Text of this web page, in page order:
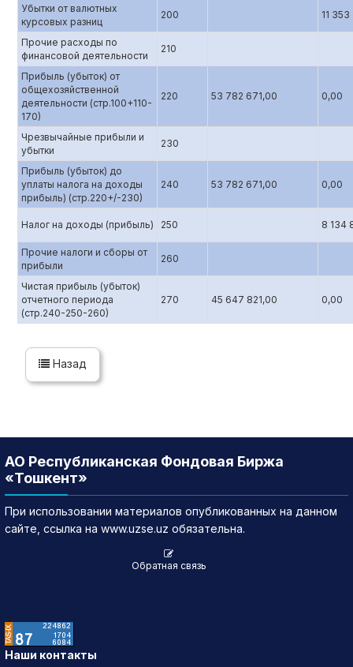
Убытки от валютных
курсовых разниц
200 11
Прочие расходы по
финансовой деятельности
210
Прибыль (убыток) от
общехозяйственной
деятельности (стр.100+110-
170)
220 53 782 671,00 0,00
Чрезвычайные прибыли и
убытки
230
Прибыль (убыток) до
уплаты налога на доходы
прибыль) (стр.220+/-230)
240 53 782 671,00 0,00
Налог на доходы (прибыль) 250 8 134
Прочие налоги и сборы от
прибыли
260
Чистая прибыль (убыток)
отчетного периода
(стр.240-250-260)
270 45 647 821,00 0,00
Назад
АО Республиканская Фондовая Биржа
«Тошкент»
При использовании материалов опубликованных на данном
сайте, ссылка на www.uzse.uz обязательна.
Обратная связь
Наши контакты